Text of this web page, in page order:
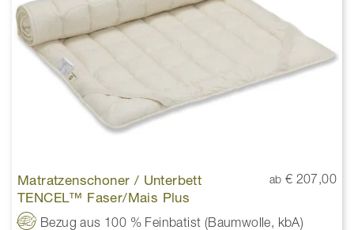
Matratzenschoner / Unterbett
TENCEL™ Faser/Mais Plus
ab € 207,00
Bezug aus 100 % Feinbatist (Baumwolle, kbA)